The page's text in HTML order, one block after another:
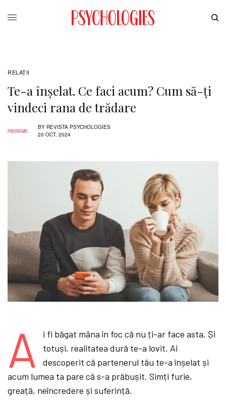
RELAŢII
Te-a înșelat. Ce faci acum? Cum să-ți
vindeci rana de trădare
BY REVISTA PSYCHOLOGIES
20 OCT. 2024
A
i fi băgat mâna în foc că nu ți-ar face asta. Și
totuși, realitatea dură te-a lovit. Ai
descoperit că partenerul tău te-a înșelat și
acum lumea ta pare că s-a prăbușit. Simți furie,
greață, neîncredere și suferință.